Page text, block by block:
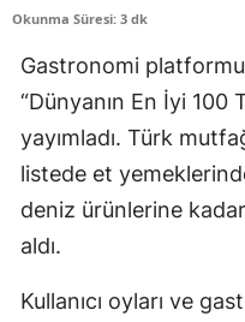
Okunma Süresi: 3 dk
Gastronomi platformu
“Dünyanın En İyi 100
yayımladı. Türk
listede et
deniz ürünlerine
aldı.
Kullanıcı oyları ve